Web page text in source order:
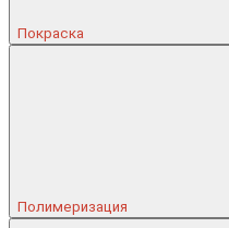
Покраска
Полимеризация